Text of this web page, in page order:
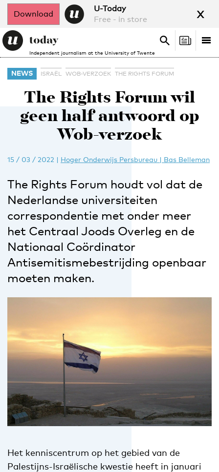
Download
U-Today
Free - in store
x
Independent journalism at the University of Twente
Search
Search
NEWS ISRAËL WOB-VERZOEK THE RIGHTS FORUM
The Rights Forum wil
geen half antwoord op
Wob-verzoek
15 / 03 / 2022 | Hoger Onderwijs Persbureau | Bas Belleman
The Rights Forum houdt vol dat de
Nederlandse universiteiten
correspondentie met onder meer
het Centraal Joods Overleg en de
Nationaal Coördinator
Antisemitismebestrijding openbaar
moeten maken.
Het kenniscentrum op het gebied van de
Palestijns-Israëlische kwestie heeft in januari